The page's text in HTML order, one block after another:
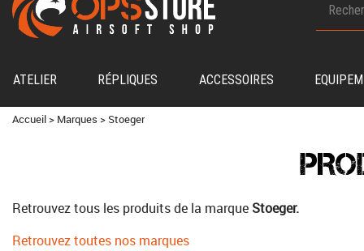
ATELIER RÉPLIQUES ACCESSOIRES
Accueil> Marques > Stoeger
Retrouvez tous les produits de la marqueStoeger.
Retrouvez toutes nos marques